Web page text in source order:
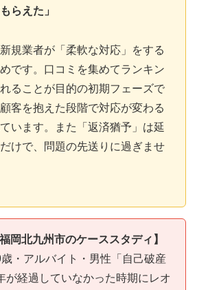
らえた」
新規業者が「柔軟な対応」をする
です。口コミを集めてランキン
ることが目的の初期フェーズで
客を抱えた段階で対応が変わる
います。また「返済猶予」は延
けで、問題の先送りに過ぎませ
岡北九州市のケーススタディ】
・アルバイト・男性「自己破産
が経過していなかった時期にレオ